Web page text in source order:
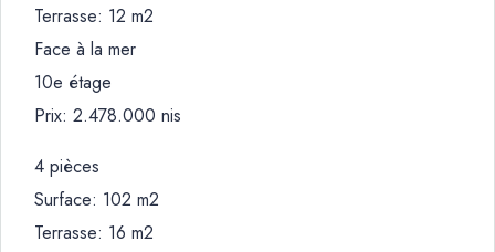
Terrasse: 12 m2
Face à la mer
10e étage
Prix: 2.478.000 nis
4 pièces
Surface: 102 m2
Terrasse: 16 m2